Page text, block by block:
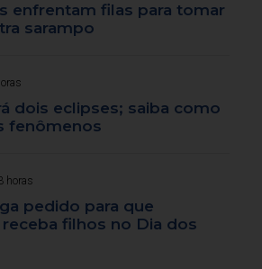
enfrentam filas para tomar
sarampo
dois eclipses; saiba como
fenômenos
horas
pedido para que
filhos no Dia dos